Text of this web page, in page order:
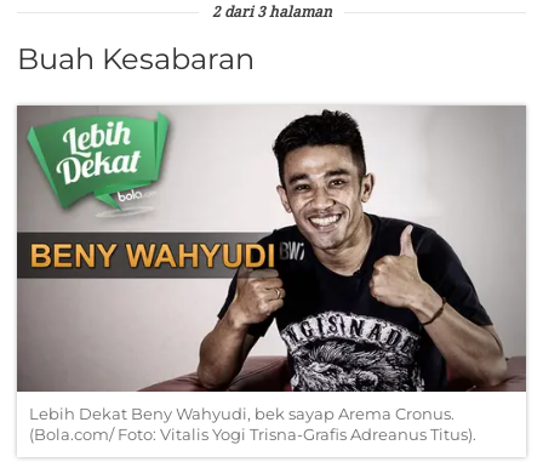
2 dari 3 halaman
Buah Kesabaran
Lebih Dekat Beny Wahyudi, bek sayap Arema Cronus.
(Bola.com/ Foto: Vitalis Yogi Trisna-Grafis Adreanus Titus).